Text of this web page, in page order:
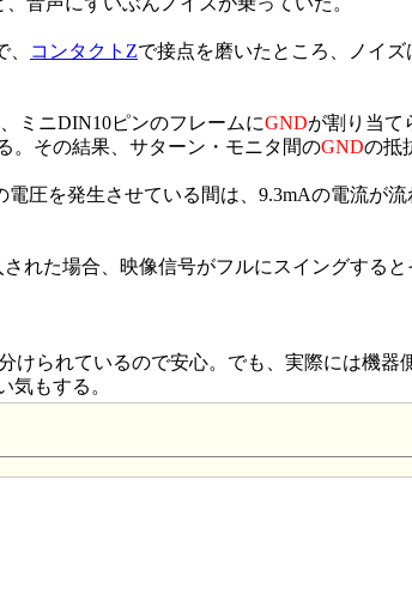
コンタクトZで接点を磨いたところ、ノイズ
ミニDIN10ピンのフレームにGNDが割り当て
。その結果、サターン・モニタ間のGNDの抵
圧を発生させている間は、9.3mAの電流が流
れた場合、映像信号がフルにスイングする
けられているので安心。でも、実際には機器
気もする。